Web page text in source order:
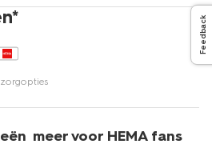
meer voor HEMA fans
Feedback